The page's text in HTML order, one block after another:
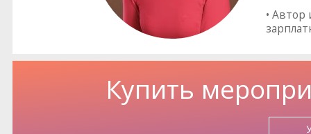
•
Купить